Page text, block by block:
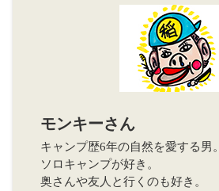
モンキーさん
キャンプ歴6年の自然を愛する男。
ソロキャンプが好き。
奥さんや友人と行くのも好き。